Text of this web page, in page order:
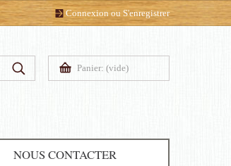
Connexion ou S'enregistrer
Panier: (vide)
NOUS CONTACTER